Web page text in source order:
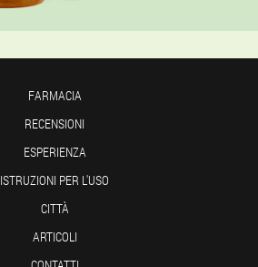
FARMACIA
RECENSIONI
ESPERIENZA
ISTRUZIONI PER L'USO
CITTÀ
ARTICOLI